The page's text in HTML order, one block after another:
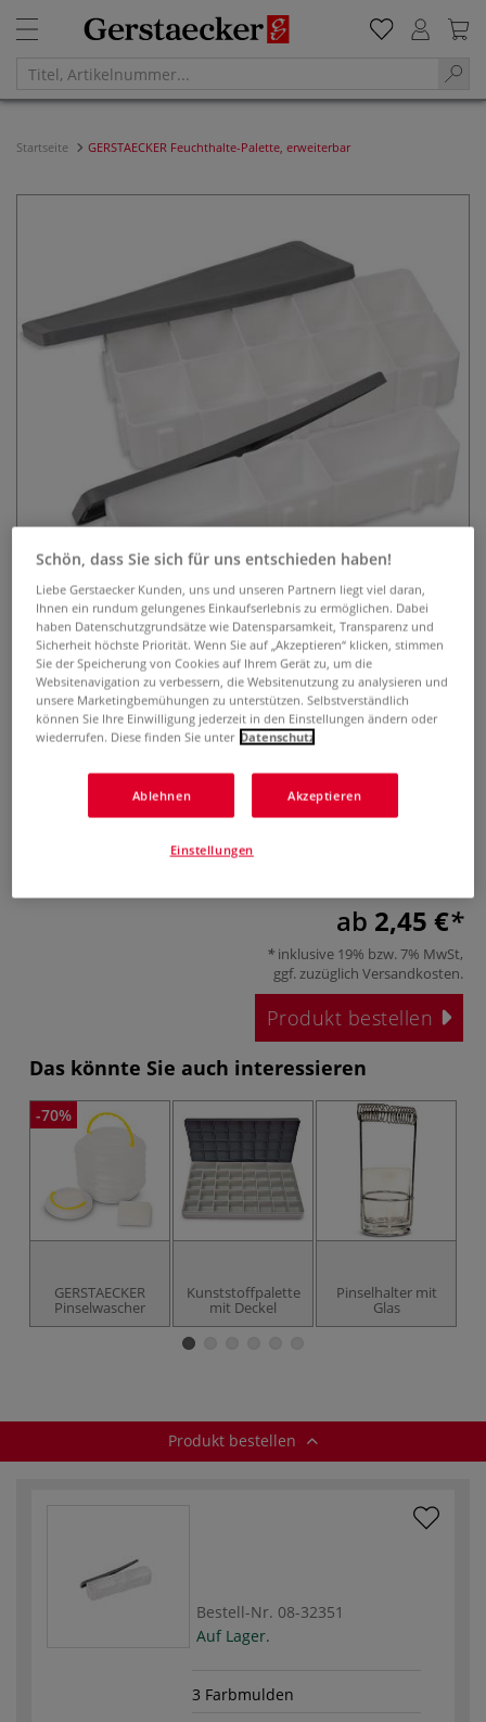
Startseite GERSTAECKER Feuchthalte-Palette, erweiterbar
GERSTAECKER Feuchthalte-
Palette, erweiterbar
9 Bewertungen
Die Kunststoffpalette mit Deckel und Farbmulden
verhindert ein schnelles Austrocknen oder
Stecksystem an allen vier Seiten beliebig erweitern.
ab 2,45 €
inklusive 19% bzw. 7% MwSt,
ggf. zuzüglich Versandkosten.
Produkt bestellen
Das könnte Sie auch interessieren
-70%
GERSTAECKER
Pinselwascher
Kunststoffpalette
mit Deckel
Pinselhalter mit
Glas
Produkt bestellen
Bestell-Nr. 08-32351
Auf Lager.
3 Farbmulden
Schön, dass Sie sich für uns entschieden haben!
Liebe Gerstaecker Kunden, uns und unseren Partnern liegt viel daran,
Ihnen ein rundum gelungenes Einkaufserlebnis zu ermöglichen. Dabei
haben Datenschutzgrundsätze wie Datensparsamkeit, Transparenz und
Sicherheit höchste Priorität. Wenn Sie auf „Akzeptieren“ klicken, stimmen
Sie der Speicherung von Cookies auf Ihrem Gerät zu, um die
Websitenavigation zu verbessern, die Websitenutzung zu analysieren und
unsere Marketingbemühungen zu unterstützen. Selbstverständlich
können Sie Ihre Einwilligung jederzeit in den Einstellungen ändern oder
wiederrufen. Diese finden Sie unter Datenschutz
Ablehnen Akzeptieren
Einstellungen